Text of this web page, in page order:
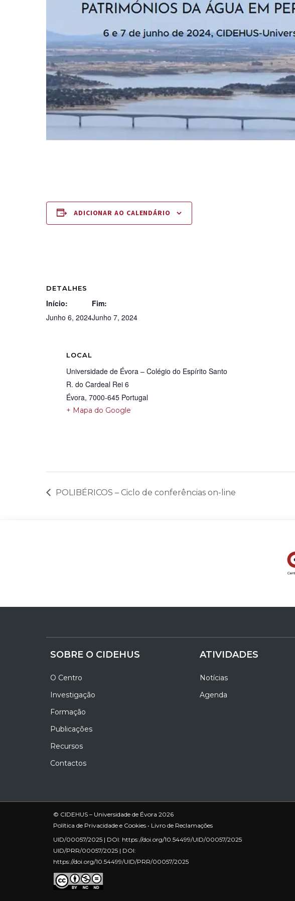
ADICIONAR AO CALENDÁRIO
DETALHES
Início:
Junho 6, 2024
Fim:
Junho 7, 2024
LOCAL
Universidade de Évora – Colégio do Espírito Santo
R. do Cardeal Rei 6
Évora, 7000-645 Portugal
+ Mapa do Google
POLIBÉRICOS – Ciclo de conferências on-line
SOBRE O CIDEHUS
O Centro
Investigação
Formação
Publicações
Recursos
Contactos
ATIVIDADES
Notícias
Agenda
© CIDEHUS – Universidade de Évora 2026
Política de Privacidade e Cookies • Livro de Reclamações
UID/00057/2025 | DOI: https://doi.org/10.54499/UID/00057/2025
UID/PRR/00057/2025 | DOI:
https://doi.org/10.54499/UID/PRR/00057/2025